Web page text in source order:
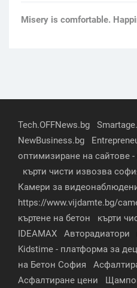
Мisery is comfortable.
Tech.OFFNews.bg
NewBusiness.bg
оптимизиране на сайтове -
кърти чисти извозва
Камери за
https://www.vijdamte.bg/
къртене на бетон
кърти
IDEAMAX
Авторадиатори
Kidstime - платформа за
на Бетон София
Асфалтиране цени